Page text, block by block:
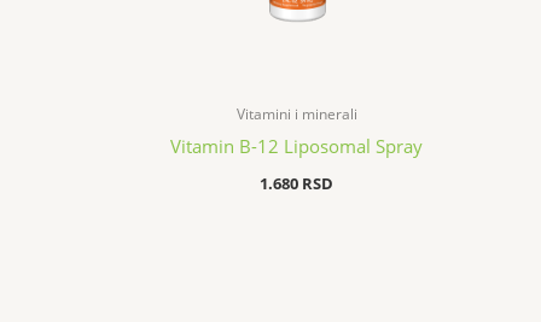
Vitamini i minerali
Vitamin B-12 Liposomal Spray
1.680 RSD